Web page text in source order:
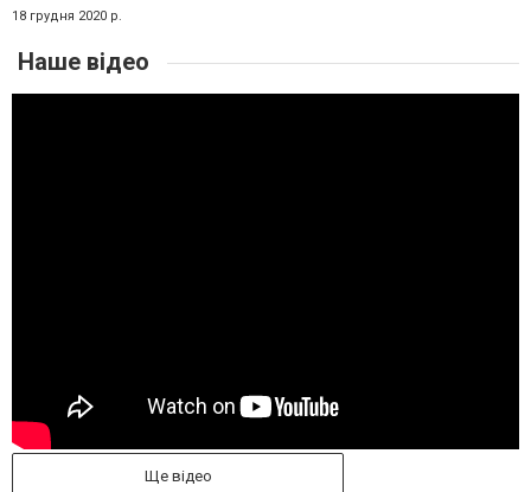
18 грудня 2020 р.
Наше відео
Ще відео